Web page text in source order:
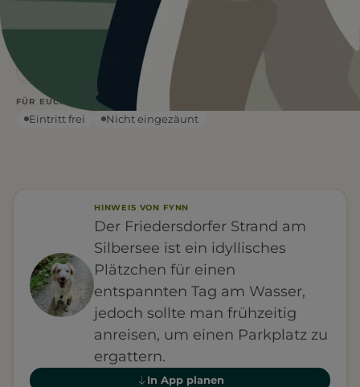
Flach
WASSERART WETTER
FÜR EUCH RELEVANT
Schatten
Eintritt frei
Nicht eingezäunt
HINWEIS VON FYNN
Der Friedersdorfer Strand am
Silbersee ist ein idyllisches
Plätzchen für einen
entspannten Tag am Wasser,
jedoch sollte man frühzeitig
anreisen, um einen Parkplatz zu
ergattern.
In App planen